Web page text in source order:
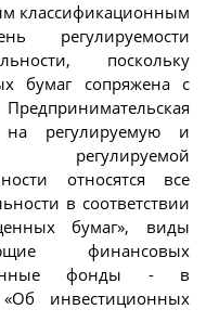
классификационным
регулируемости
поскольку
бумаг сопряжена с
на регулируемую и
относятся все
в соответствии
бумаг», виды
финансовых
фонды - в
инвестиционных